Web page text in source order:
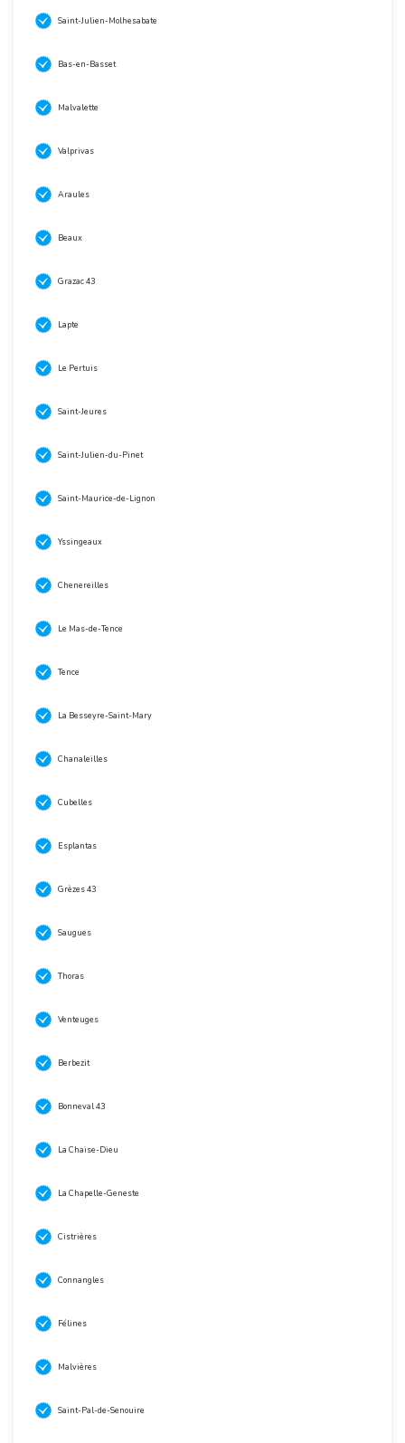
Saint-Julien-Molhesabate
Bas-en-Basset
Malvalette
Valprivas
Araules
Beaux
Grazac 43
Lapte
Le Pertuis
Saint-Jeures
Saint-Julien-du-Pinet
Saint-Maurice-de-Lignon
Yssingeaux
Chenereilles
Le Mas-de-Tence
Tence
La Besseyre-Saint-Mary
Chanaleilles
Cubelles
Esplantas
Grèzes 43
Saugues
Thoras
Venteuges
Berbezit
Bonneval 43
La Chaise-Dieu
La Chapelle-Geneste
Cistrières
Connangles
Félines
Malvières
Saint-Pal-de-Senouire